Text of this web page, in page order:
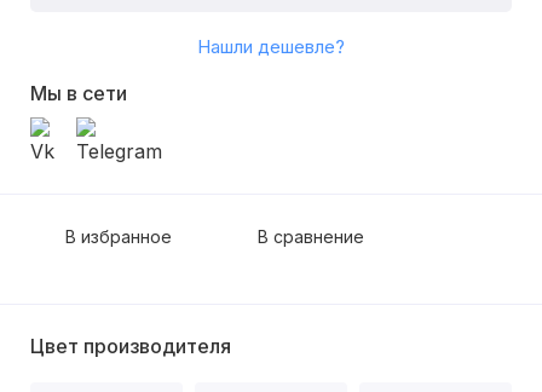
Нашли дешевле?
Мы в сети
В избранное В сравнение
Цвет производителя